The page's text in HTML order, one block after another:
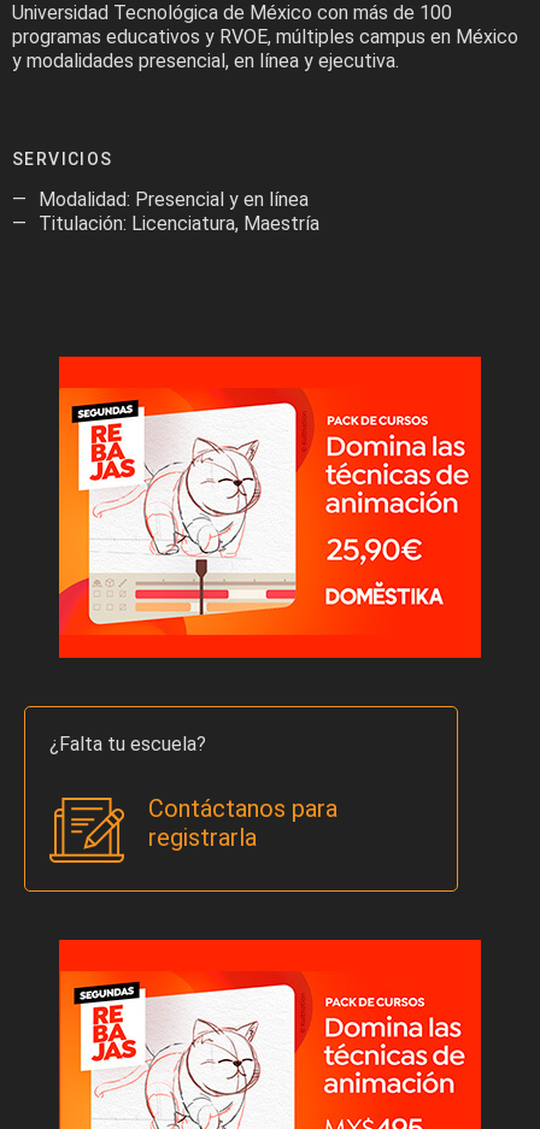
Universidad Tecnológica de México con más de 100
programas educativos y RVOE, múltiples campus en México
y modalidades presencial, en línea y ejecutiva.
SERVICIOS
Modalidad: Presencial y en línea
Titulación: Licenciatura, Maestría
¿Falta tu escuela?
Contáctanos para
registrarla